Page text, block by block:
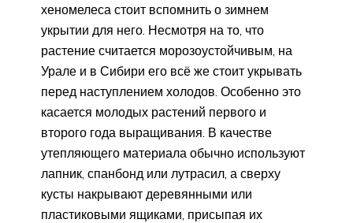
хеномелеса стоит вспомнить о зимнем
укрытии для него. Несмотря на то, что
растение считается морозоустойчивым, на
Урале и в Сибири его всё же стоит укрывать
перед наступлением холодов. Особенно это
касается молодых растений первого и
второго года выращивания. В качестве
утепляющего материала обычно используют
лапник, спанбонд или лутрасил, а сверху
кусты накрывают деревянными или
пластиковыми ящиками, присыпая их